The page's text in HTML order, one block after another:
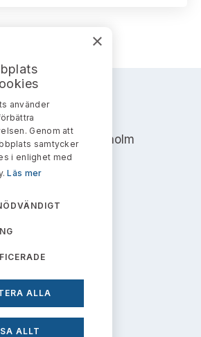
anföranden
103 90 Stockholm
×
använder
Genom att
samtycker
i enlighet med
Läs mer
ALLA
ALLT